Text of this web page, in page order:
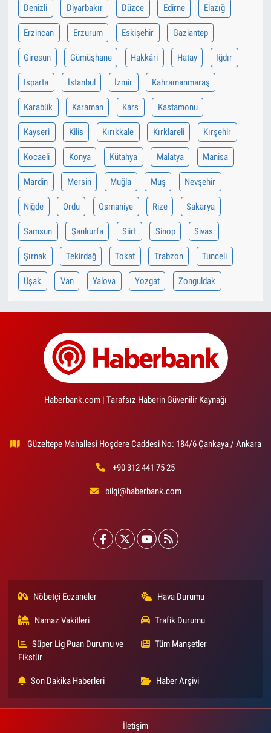
Denizli Diyarbakır Düzce Edirne Elazığ
Erzincan Erzurum Eskişehir Gaziantep
Giresun Gümüşhane Hakkâri Hatay Iğdır
Isparta İstanbul İzmir Kahramanmaraş
Karabük Karaman Kars Kastamonu
Kayseri Kilis Kırıkkale Kırklareli Kırşehir
Kocaeli Konya Kütahya Malatya Manisa
Mardin Mersin Muğla Muş Nevşehir
Niğde Ordu Osmaniye Rize Sakarya
Samsun Şanlıurfa Siirt Sinop Sivas
Şırnak Tekirdağ Tokat Trabzon Tunceli
Uşak Van Yalova Yozgat Zonguldak
Haberbank.com | Tarafsız Haberin Güvenilir Kaynağı
Güzeltepe Mahallesi Hoşdere Caddesi No: 184/6 Çankaya / Ankara
+90 312 441 75 25
bilgi@haberbank.com
Nöbetçi Eczaneler Hava Durumu
Namaz Vakitleri Trafik Durumu
Süper Lig Puan Durumu ve
Fikstür
Tüm Manşetler
Son Dakika Haberleri Haber Arşivi
İletişim